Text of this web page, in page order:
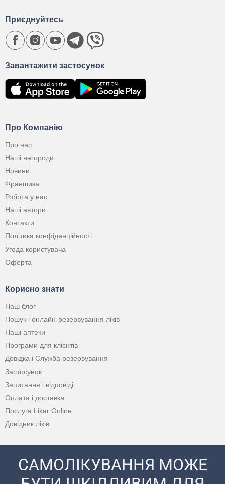
Про Компанію
Про нас
Наші нагороди
Новини
Франшиза
Робота у нас
Наші автори
Контакти
Політика конфіденційності
Угода користувача
Оферта
Корисно знати
Наш блог
Пошук і онлайн-резервування ліків
Наші аптеки
Програми для клієнтів
Довідка і Служба резервування
Застосунок
Запитання і відповіді
Оплата і доставка
Послуга Likar Online
Довідник ліків
Завантажити застосунок
Приєднуйтесь
САМОЛІКУВАННЯ МОЖЕ